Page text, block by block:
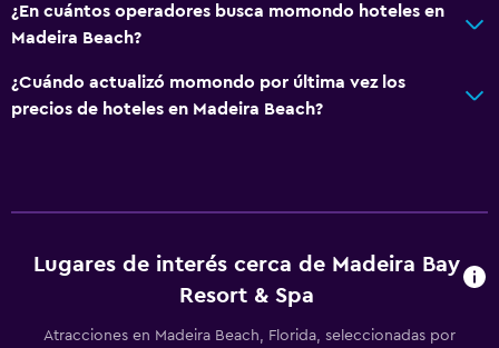
¿En cuántos operadores busca momondo hoteles en
Madeira Beach?
¿Cuándo actualizó momondo por última vez los
precios de hoteles en Madeira Beach?
Lugares de interés cerca de Madeira Bay
Resort & Spa
Atracciones en Madeira Beach, Florida, seleccionadas por